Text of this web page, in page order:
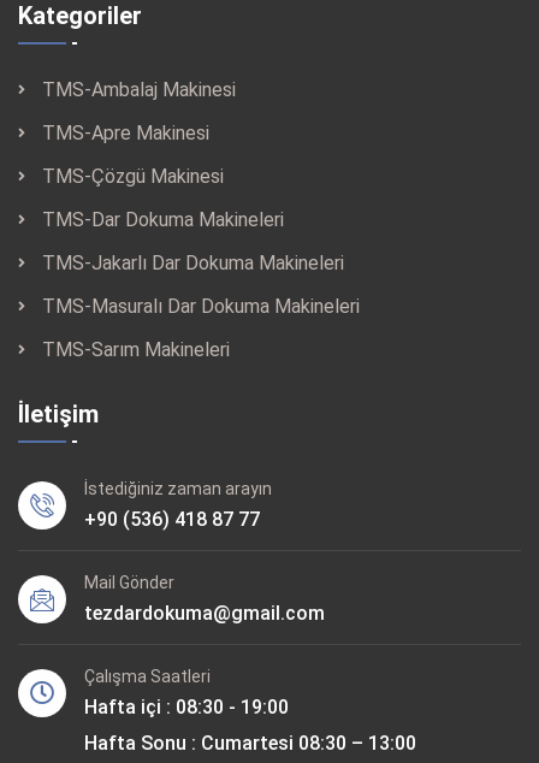
Kategoriler
TMS-Ambalaj Makinesi
TMS-Apre Makinesi
TMS-Çözgü Makinesi
TMS-Dar Dokuma Makineleri
TMS-Jakarlı Dar Dokuma Makineleri
TMS-Masuralı Dar Dokuma Makineleri
TMS-Sarım Makineleri
İletişim
İstediğiniz zaman arayın
+90 (536) 418 87 77
Mail Gönder
tezdardokuma@gmail.com
Çalışma Saatleri
Hafta içi : 08:30 - 19:00
Hafta Sonu : Cumartesi 08:30 – 13:00